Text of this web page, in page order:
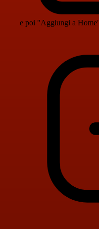
e poi "Aggiungi a